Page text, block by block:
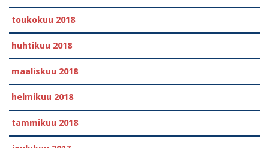
toukokuu 2018
huhtikuu 2018
maaliskuu 2018
helmikuu 2018
tammikuu 2018